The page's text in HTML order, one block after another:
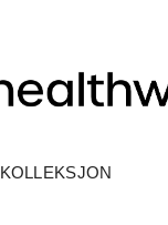
KOLLEKSJON